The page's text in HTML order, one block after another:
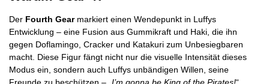
Der Fourth Gearmarkiert einen Wendepunkt in Luffys
Entwicklung – eine Fusion aus Gummikraft und Haki, die ihn
gegen Doflamingo, Cracker und Katakuri zum Unbesiegbaren
macht. Diese Figur fängt nicht nur die visuelle Intensität dieses
Modus ein, sondern auch Luffys unbändigen Willen, seine
Freunde zu beschützen – „ I’m gonna be King of the Pirates!“